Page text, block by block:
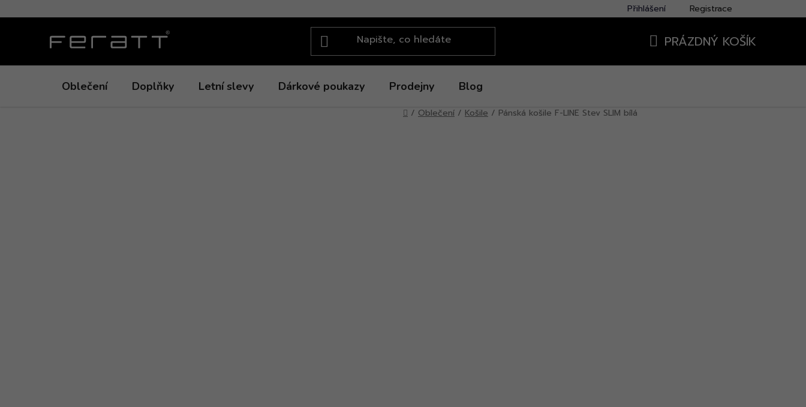
na
Přihlášení Registrace
PRÁZDNÝ KOŠÍK
Oblečení Doplňky Letní slevy Dárkové poukazy Prodejny Blog
Domů
/ Oblečení / Košile / Pánská košile F-LINE Stev SLIM bílá